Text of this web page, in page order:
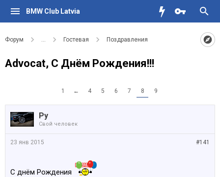
BMW Club Latvia
Форум ... Гостевая Поздравления
Advocat, С Днём Рождения!!!
1 ← 4 5 6 7 8 9
Ру
Свой человек
#141
23 янв 2015
С днём Рождения